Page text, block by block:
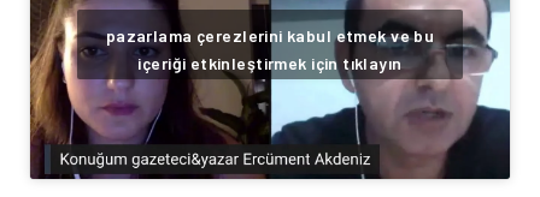
pazarlama çerezlerini kabul etmek ve bu
içeriği etkinleştirmek için tıklayın